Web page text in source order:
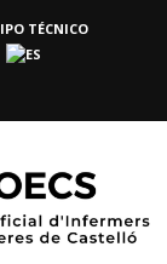
TÉCNICO